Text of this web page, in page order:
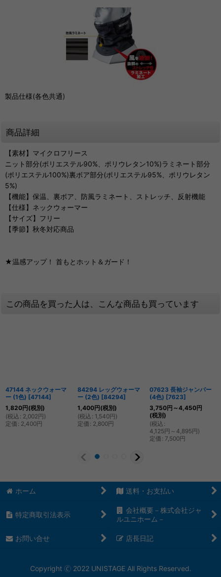
製品仕様(各色共通)
商品詳細
【素材】マイクロフリース
ニット部分(ポリエステル90%、ポリウレタン10%)ラミネート部分
(ポリエステル100%)裏ボア部分(ポリエステル95%、ポリウレタン
5%)
【機能】保温、裏ボア、防風ラミネート、ストレッチ、反射機能
【仕様】ネックウォーマー
【サイズ】フリー
【季節】秋冬対応商品
★温感アップ！ 首もとホット＆ガード！
この商品を買った人は、こんな商品も買っています
47144 ネックウォーマ
ー (1色) [47144]
1,820円(税別)
(税込 : 2,002円)
定価 : 2,400円
84294 レッグウォーマ
ー (2色) [84294]
1,400円(税別)
(税込 : 1,540円)
定価 : 2,800円
07623 長袖ジャンパー
(4色) [7623]
3,750円 ～4,450円
(税別)
(税込 :
4,125円 ～4,895円)
定価 : 7,500円
ホーム 送料・お支払い
特定商取引法表示
会社概要－株式会社ジャ
ルユニホーム－
お問い合せ 店長日記
Copyright 🄫 2022 UNISTAGE All Rights Reserved.